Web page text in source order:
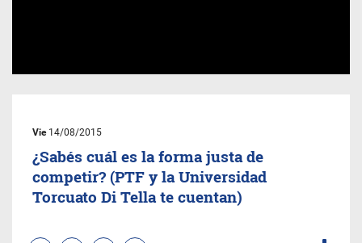
Vie14/08/2015
¿Sabés cuál es la forma justa de
competir? (PTF y la Universidad
Torcuato Di Tella te cuentan)